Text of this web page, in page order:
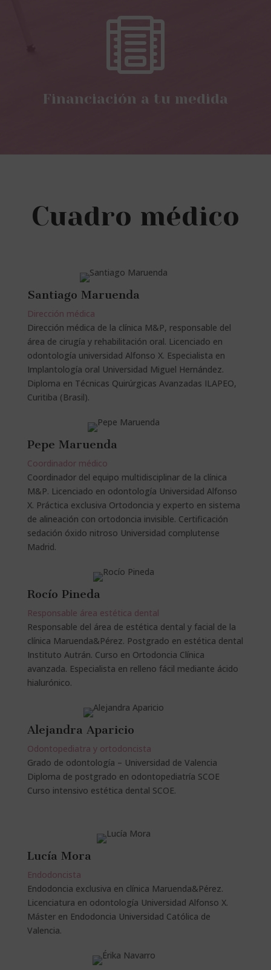

Financiación a tu medida
Cuadro médico
Santiago Maruenda
Dirección médica
Dirección médica de la clínica M&P, responsable del
área de cirugía y rehabilitación oral. Licenciado en
odontología universidad Alfonso X. Especialista en
Implantología oral Universidad Miguel Hernández.
Diploma en Técnicas Quirúrgicas Avanzadas ILAPEO,
Curitiba (Brasil).
Pepe Maruenda
Coordinador médico
Coordinador del equipo multidisciplinar de la clínica
M&P. Licenciado en odontología Universidad Alfonso
X. Práctica exclusiva Ortodoncia y experto en sistema
de alineación con ortodoncia invisible. Certificación
sedación óxido nitroso Universidad complutense
Madrid.
Rocío Pineda
Responsable área estética dental
Responsable del área de estética dental y facial de la
clínica Maruenda&Pérez. Postgrado en estética dental
Instituto Autrán. Curso en Ortodoncia Clínica
avanzada. Especialista en relleno fácil mediante ácido
hialurónico.
Alejandra Aparicio
Odontopediatra y ortodoncista
Grado de odontología – Universidad de Valencia
Diploma de postgrado en odontopediatría SCOE
Curso intensivo estética dental SCOE.
Lucía Mora
Endodoncista
Endodoncia exclusiva en clínica Maruenda&Pérez.
Licenciatura en odontología Universidad Alfonso X.
Máster en Endodoncia Universidad Católica de
Valencia.